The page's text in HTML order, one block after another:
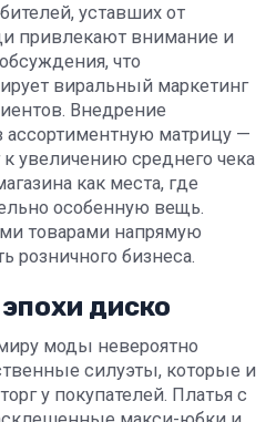
уставших от
привлекают внимание и
что
виральный маркетинг
Внедрение
ассортиментную матрицу —
к увеличению среднего чека
как места, где
особенную вещь.
товарами напрямую
розничного бизнеса.
диско
моды невероятно
силуэты, которые и
у покупателей. Платья с